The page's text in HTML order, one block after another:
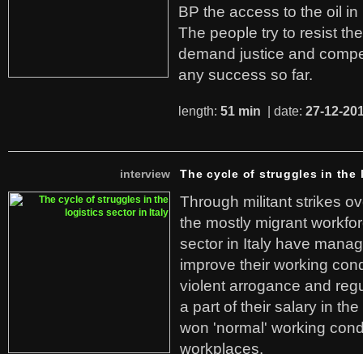
BP the access to the oil in
The people try to resist
demand justice and
any success so far.
length: 51 min | date: 27-12-
interview The cycle of struggles in
Through militant strikes
the mostly migrant
sector in Italy have
improve their working
violent arrogance and
a part of their salary in
won 'normal' working
workplaces.